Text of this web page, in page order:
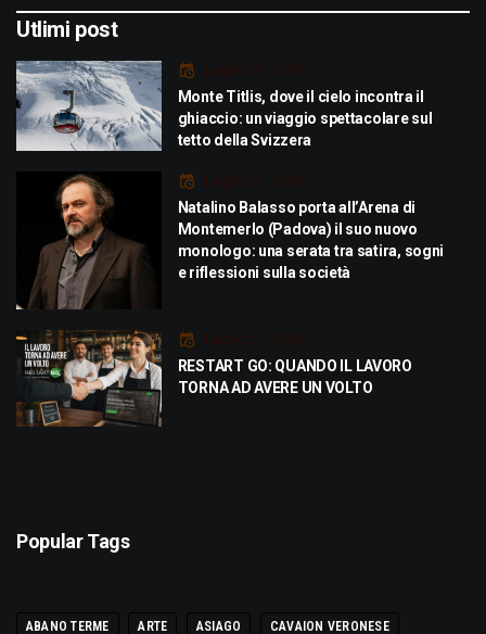
Utlimi post
Luglio 29, 2026
Monte Titlis, dove il cielo incontra il
ghiaccio: un viaggio spettacolare sul
tetto della Svizzera
Luglio 21, 2026
Natalino Balasso porta all’Arena di
Montemerlo (Padova) il suo nuovo
monologo: una serata tra satira, sogni
e riflessioni sulla società
Luglio 21, 2026
RESTART GO: QUANDO IL LAVORO
TORNA AD AVERE UN VOLTO
Popular Tags
ABANO TERME ARTE ASIAGO CAVAION VERONESE